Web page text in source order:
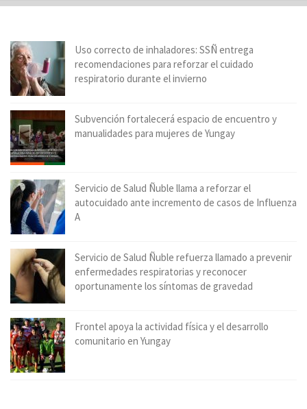
Uso correcto de inhaladores: SSÑ entrega
recomendaciones para reforzar el cuidado
respiratorio durante el invierno
Subvención fortalecerá espacio de encuentro y
manualidades para mujeres de Yungay
Servicio de Salud Ñuble llama a reforzar el
autocuidado ante incremento de casos de Influenza
A
Servicio de Salud Ñuble refuerza llamado a prevenir
enfermedades respiratorias y reconocer
oportunamente los síntomas de gravedad
Frontel apoya la actividad física y el desarrollo
comunitario en Yungay